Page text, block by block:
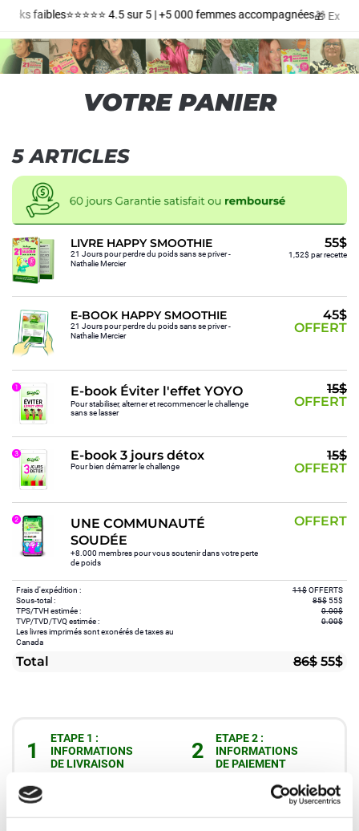
VOTRE PANIER
5 ARTICLES
LIVRE HAPPY SMOOTHIE
21 Jours pour perdre du poids sans se priver -
Nathalie Mercier
55$
1,52$ par recette
E-BOOK HAPPY SMOOTHIE
21 Jours pour perdre du poids sans se priver -
Nathalie Mercier
45$
OFFERT
E-book Éviter l'effet YOYO
Pour stabiliser, alterner et recommencer le challenge
sans se lasser
15$
OFFERT
E-book 3 jours détox
Pour bien démarrer le challenge
15$
OFFERT
UNE COMMUNAUTÉ
SOUDÉE
+8.000 membres pour vous soutenir dans votre perte
de poids
OFFERT
Frais d'expédition :
Sous-total :
TPS/TVH estimée :
TVP/TVD/TVQ estimée :
Les livres imprimés sont exonérés de taxes au
Canada
11$OFFERTS
85$55$
0.00$
0.00$
Total 86$55$
1
ETAPE 1 :
INFORMATIONS
DE LIVRAISON
2
ETAPE 2 :
INFORMATIONS
DE PAIEMENT
faibles⭐️⭐️⭐️⭐️⭐️ 4.5 sur 5 | +5 000 femmes accompagnées🎁